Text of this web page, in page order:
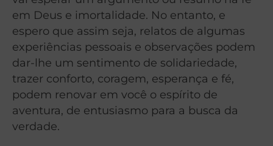
em Deus e imortalidade. No entanto, e
espero que assim seja, relatos de algumas
experiências pessoais e observações podem
dar-lhe um sentimento de solidariedade,
trazer conforto, coragem, esperança e fé,
podem renovar em você o espírito de
aventura, de entusiasmo para a busca da
verdade.